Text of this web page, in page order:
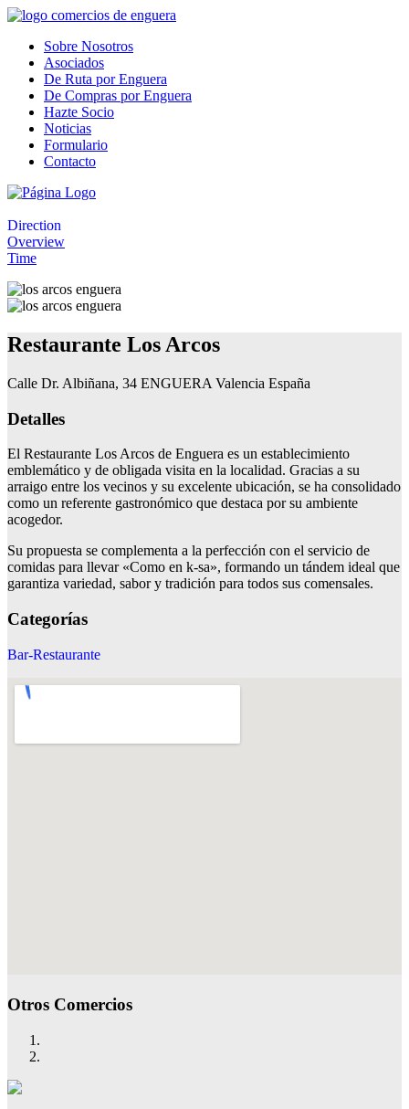
Sobre Nosotros
Asociados
De Ruta por Enguera
De Compras por Enguera
Hazte Socio
Noticias
Formulario
Contacto
Direction
Overview
Time
Restaurante Los Arcos
Calle Dr. Albiñana, 34 ENGUERA Valencia España
Detalles
El Restaurante Los Arcos de Enguera es un establecimiento
emblemático y de obligada visita en la localidad. Gracias a su
arraigo entre los vecinos y su excelente ubicación, se ha consolidado
como un referente gastronómico que destaca por su ambiente
acogedor.
Su propuesta se complementa a la perfección con el servicio de
comidas para llevar «Como en k-sa», formando un tándem ideal que
garantiza variedad, sabor y tradición para todos sus comensales.
Categorías
Bar-Restaurante
Otros Comercios